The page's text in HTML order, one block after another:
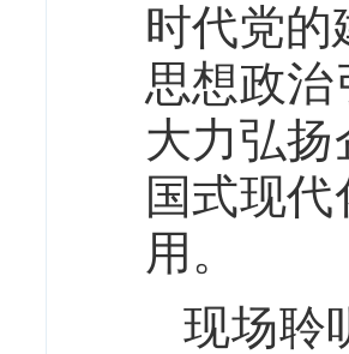
时代党的
思想政
大力弘
国式现
用。
现场聆